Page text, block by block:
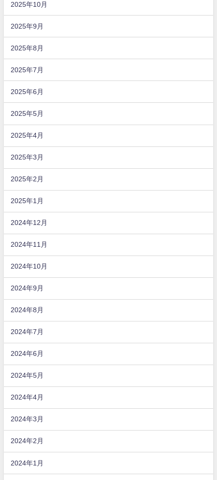
2025年10月
2025年9月
2025年8月
2025年7月
2025年6月
2025年5月
2025年4月
2025年3月
2025年2月
2025年1月
2024年12月
2024年11月
2024年10月
2024年9月
2024年8月
2024年7月
2024年6月
2024年5月
2024年4月
2024年3月
2024年2月
2024年1月